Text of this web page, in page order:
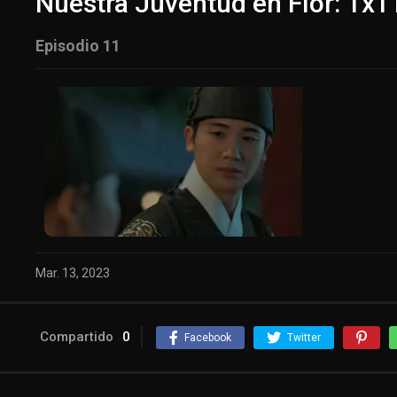
Episodio 11
Mar. 13, 2023
Compartido 0 Facebook Twitter